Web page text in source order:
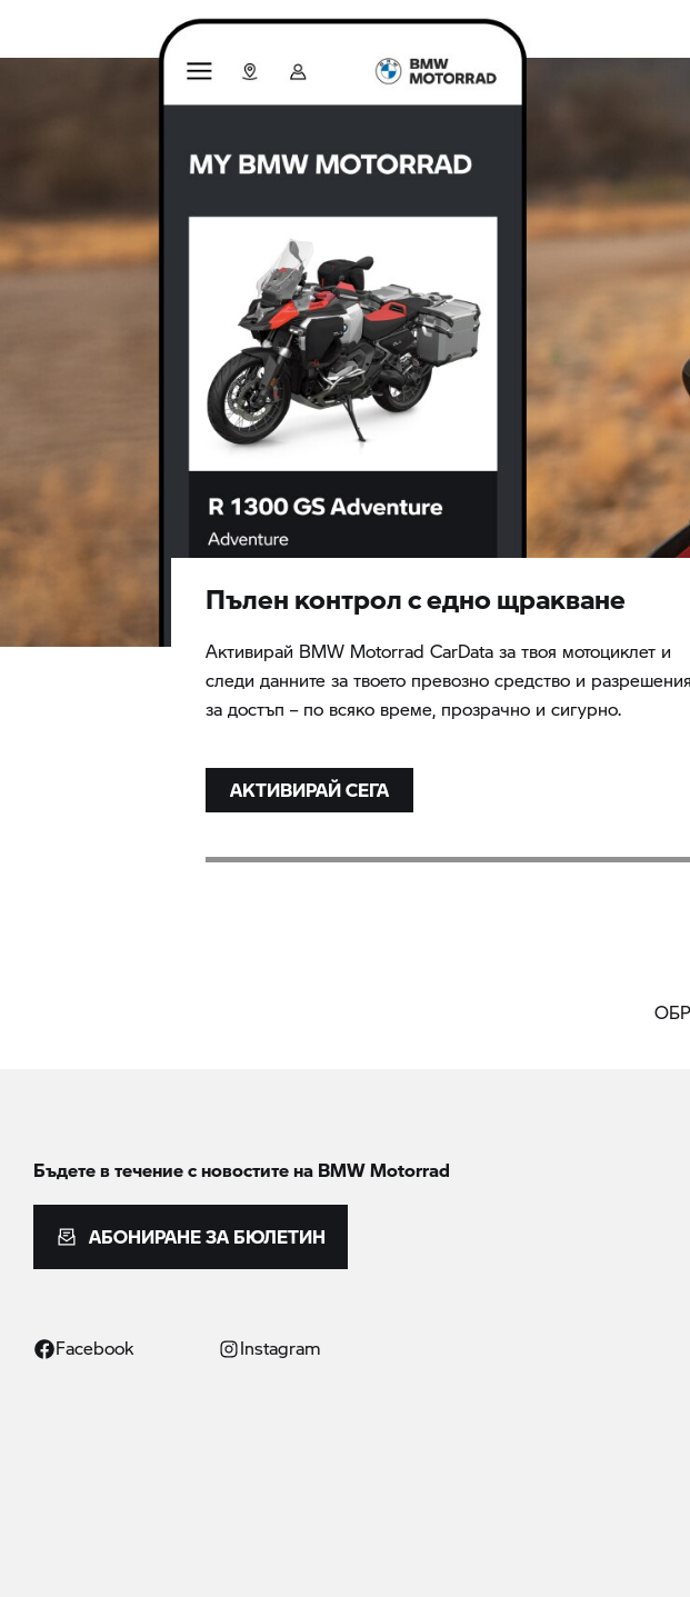
Пълен контрол с едно щракване
Активирай BMW Motorrad CarData за твоя мотоциклет и
следи данните за твоето превозно средство и
за достъп – по всяко време, прозрачно и сигурно.
АКТИВИРАЙ СЕГА
Бъдете в течение с новостите на BMW Motorrad
АБОНИРАНЕ ЗА БЮЛЕТИН
Facebook Instagram